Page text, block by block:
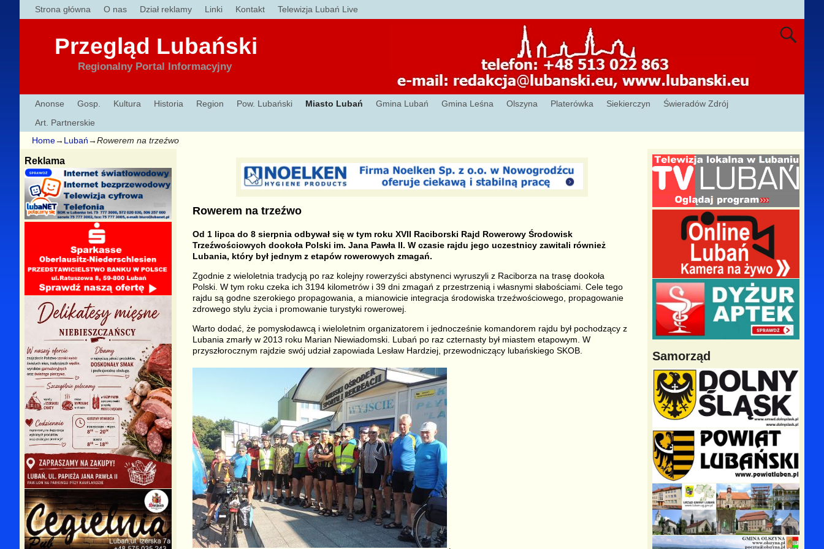
Strona główna O nas Dział reklamy Linki Kontakt Telewizja Lubań Live
Przegląd Lubański
Regionalny Portal Informacyjny
Anonse Gosp. Kultura Historia Region Pow. Lubański Miasto Lubań Gmina Lubań Gmina Leśna Olszyna Platerówka Siekierczyn
Świeradów Zdrój
Art. Partnerskie
Home→ Lubań→Rowerem na trzeźwo
Rowerem na trzeźwo
Od 1 lipca do 8 sierpnia odbywał się w tym roku XVII Raciborski Rajd Rowerowy Środowisk
Trzeźwościowych dookoła Polski im. Jana Pawła II. W czasie rajdu jego uczestnicy zawitali również
Lubania, który był jednym z etapów rowerowych zmagań.
Zgodnie z wieloletnia tradycją po raz kolejny rowerzyści abstynenci wyruszyli z Raciborza na trasę dookoła
Polski. W tym roku czeka ich 3194 kilometrów i 39 dni zmagań z przestrzenią i własnymi słabościami. Cele tego
rajdu są godne szerokiego propagowania, a mianowicie integracja środowiska trzeźwościowego, propagowanie
zdrowego stylu życia i promowanie turystyki rowerowej.
Warto dodać, że pomysłodawcą i wieloletnim organizatorem i jednocześnie komandorem rajdu był pochodzący z
Lubania zmarły w 2013 roku Marian Niewiadomski. Lubań po raz czternasty był miastem etapowym. W
przyszłorocznym rajdzie swój udział zapowiada Lesław Hardziej, przewodniczący lubańskiego SKOB.
Reklama
Samorząd